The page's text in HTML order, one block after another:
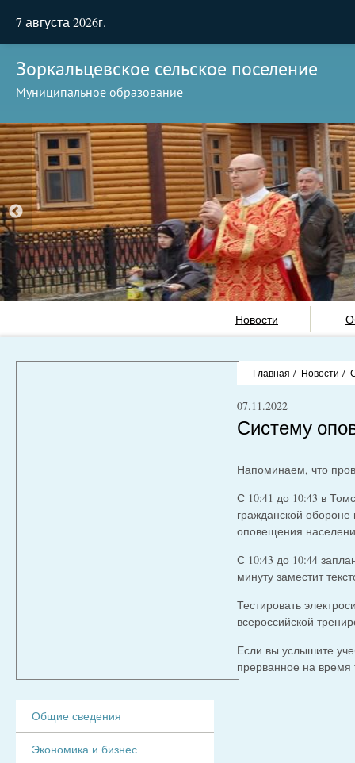
7 августа 2026г.
Зоркальцевское сельское поселение
Муниципальное образование
Новости
Главная / Новости /
07.11.2022
Систему
Напоминаем, что
С 10:41 до 10:43 в
гражданской обороне
оповещения
С 10:43 до 10:44
минуту заместит
Тестировать
всероссийской
Если вы услышите
прерванное на
Общие сведения
Экономика и бизнес